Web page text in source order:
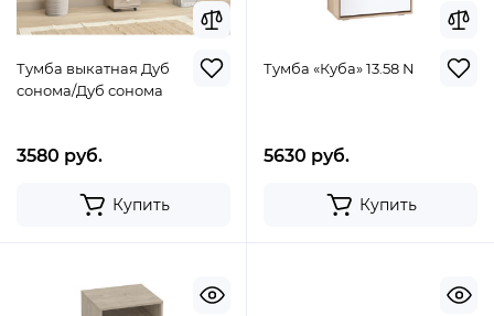
Тумба выкатная Дуб
сонома/Дуб сонома
3580 руб.
Купить
Тумба «Куба» 13.58 N
5630 руб.
Купить